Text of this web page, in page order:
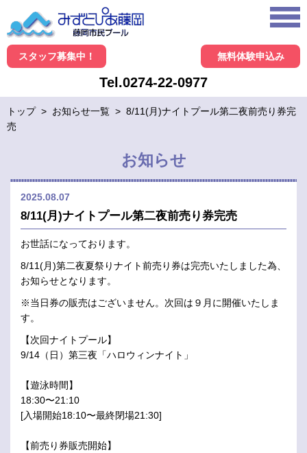
スタッフ募集中！ 無料体験申込み
Tel.0274-22-0977
トップ > お知らせ一覧 > 8/11(月)ナイトプール第二夜前売り券完
売
お知らせ
2025.08.07
8/11(月)ナイトプール第二夜前売り券完売
お世話になっております。
8/11(月)第二夜夏祭りナイト前売り券は完売いたしました為、
お知らせとなります。
※当日券の販売はございません。次回は９月に開催いたしま
す。
【次回ナイトプール】
9/14（日）第三夜「ハロウィンナイト」
【遊泳時間】
18:30〜21:10
[入場開始18:10〜最終閉場21:30]
【前売り券販売開始】